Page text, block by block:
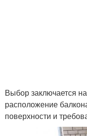
Выбор заключается
расположение
поверхности и